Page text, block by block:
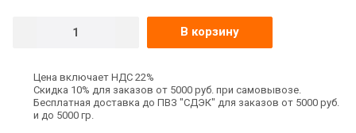
В корзину
Цена включает НДС 22%
Скидка 10% для заказов от 5000 руб. при самовывозе.
Бесплатная доставка до ПВЗ "СДЭК" для заказов от 5000 руб.
и до 5000 гр.